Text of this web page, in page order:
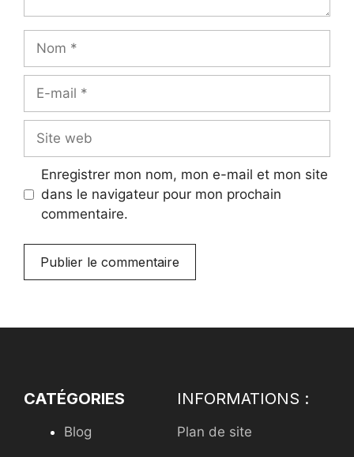
mail
web
Enregistrer mon nom, mon e-mail et mon site
dans le navigateur pour mon prochain
commentaire.
CATÉGORIES
Blog
INFORMATIONS :
Plan de site